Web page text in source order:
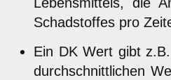
Schadstoffes pro
Ein DK Wert gibt
durchschnittlichen